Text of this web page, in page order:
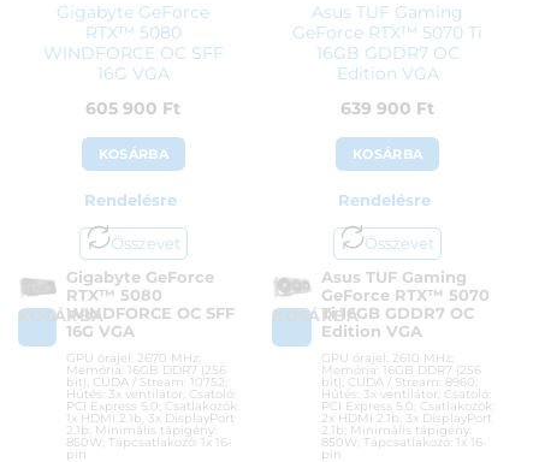
Gigabyte GeForce
RTX™ 5080
WINDFORCE OC SFF
16G VGA
605 900 Ft
KOSÁRBA
Rendelésre
Összevet
KOSÁRBA
Gigabyte GeForce
RTX™ 5080
WINDFORCE OC SFF
16G VGA
GPU órajel: 2670 MHz;
Memória: 16GB DDR7 (256
bit); CUDA / Stream: 10752;
Hűtés: 3x ventilátor; Csatoló:
PCI Express 5.0; Csatlakozók:
1x HDMI 2.1b, 3x DisplayPort
2.1b; Minimális tápigény:
850W; Tápcsatlakozó: 1x 16-
pin
Asus TUF Gaming
GeForce RTX™ 5070 Ti
16GB GDDR7 OC
Edition VGA
639 900 Ft
KOSÁRBA
Rendelésre
Összevet
KOSÁRBA
Asus TUF Gaming
GeForce RTX™ 5070
Ti 16GB GDDR7 OC
Edition VGA
GPU órajel: 2610 MHz;
Memória: 16GB DDR7 (256
bit); CUDA / Stream: 8960;
Hűtés: 3x ventilátor; Csatoló:
PCI Express 5.0; Csatlakozók:
2x HDMI 2.1b, 3x DisplayPort
2.1b; Minimális tápigény:
850W; Tápcsatlakozó: 1x 16-
pin